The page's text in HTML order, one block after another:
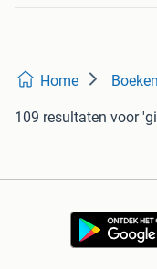
Home Boeken
109 resultaten voor